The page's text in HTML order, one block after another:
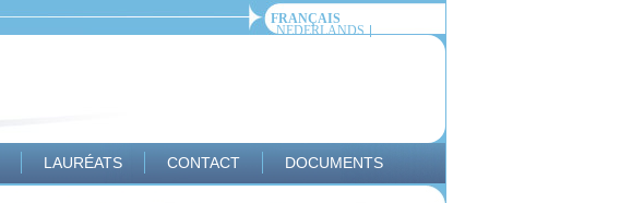
FRANÇAIS
NEDERLANDS
LAURÉATS CONTACT DOCUMENTS